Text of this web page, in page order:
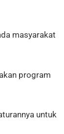
masyarakat
program
untuk